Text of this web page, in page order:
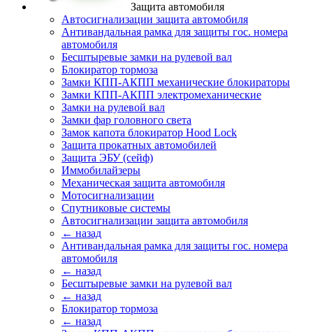
Защита автомобиля
Автосигнализации защита автомобиля
Антивандальная рамка для защиты гос. номера
автомобиля
Бесштыревые замки на рулевой вал
Блокиратор тормоза
Замки КПП-АКПП механические блокираторы
Замки КПП-АКПП электромеханические
Замки на рулевой вал
Замки фар головного света
Замок капота блокиратор Hood Lock
Защита прокатных автомобилей
Защита ЭБУ (сейф)
Иммобилайзеры
Механическая защита автомобиля
Мотосигнализации
Спутниковые системы
Автосигнализации защита автомобиля
← назад
Антивандальная рамка для защиты гос. номера
автомобиля
← назад
Бесштыревые замки на рулевой вал
← назад
Блокиратор тормоза
← назад